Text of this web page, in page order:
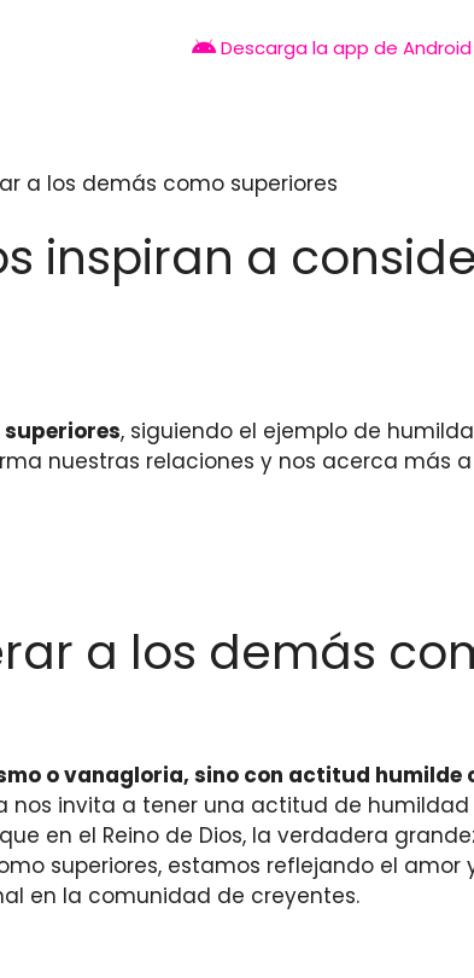
Descarga la app de Android
a los demás como superiores
inspiran a
, siguiendo el ejemplo de
nuestras relaciones y nos acerca más a
a los demás
o vanagloria, sino con actitud humilde
nos invita a tener una actitud de
en el Reino de Dios, la verdadera
superiores, estamos reflejando el amor
en la comunidad de creyentes.